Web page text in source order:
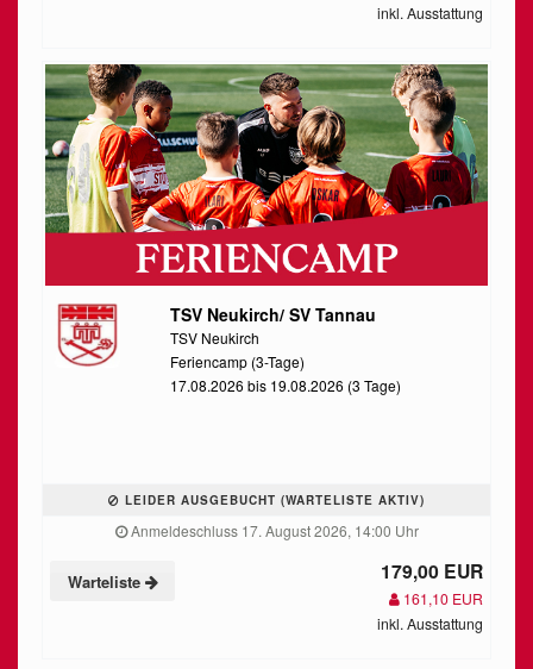
inkl. Ausstattung
TSV Neukirch/ SV Tannau
TSV Neukirch
Feriencamp (3-Tage)
17.08.2026 bis 19.08.2026 (3 Tage)
LEIDER AUSGEBUCHT (WARTELISTE AKTIV)
Anmeldeschluss 17. August 2026, 14:00 Uhr
Warteliste 179,00 EUR
161,10 EUR
inkl. Ausstattung